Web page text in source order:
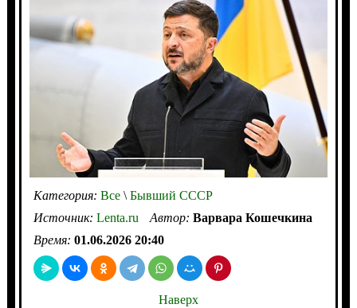
Категория: Все\Бывший СССР
Источник: Lenta.ru Автор: Варвара Кошечкина
Время: 01.06.2026 20:40
Наверх